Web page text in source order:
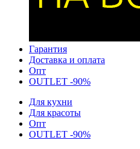
Гарантия
Доставка и оплата
Опт
OUTLET -90%
Для кухни
Для красоты
Опт
OUTLET -90%